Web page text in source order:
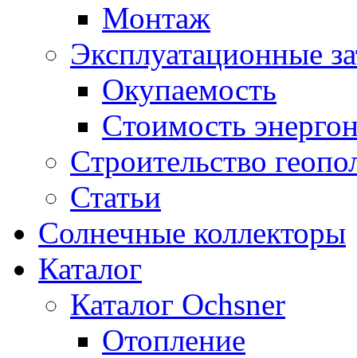
Монтаж
Эксплуатационные
Окупаемость
Cтоимость
Cтроительство
Статьи
Солнечные коллекторы
Каталог
Каталог Ochsner
Отопление